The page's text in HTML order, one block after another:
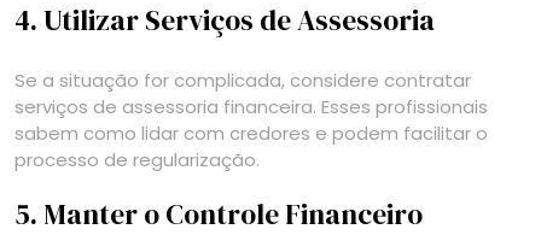
4. Utilizar Serviços de Assessoria
Se a situação for complicada, considere contratar
serviços de assessoria financeira. Esses profissionais
sabem como lidar com credores e podem facilitar o
processo de regularização.
5. Manter o Controle Financeiro